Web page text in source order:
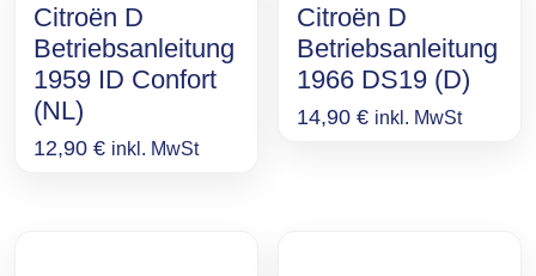
Citroën D
Betriebsanleitung
1959 ID Confort
(NL)
12,90 € inkl. MwSt
Citroën D
Betriebsanleitung
1966 DS19 (D)
14,90€ inkl. MwSt